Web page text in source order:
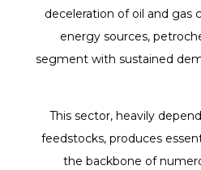
deceleration of oil and gas
energy sources,
segment with sustained
This sector, heavily
feedstocks, produces
the backbone of